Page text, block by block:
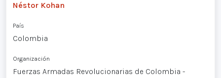
Néstor Kohan
País
Colombia
Organización
Fuerzas Armadas Revolucionarias de Colombia -